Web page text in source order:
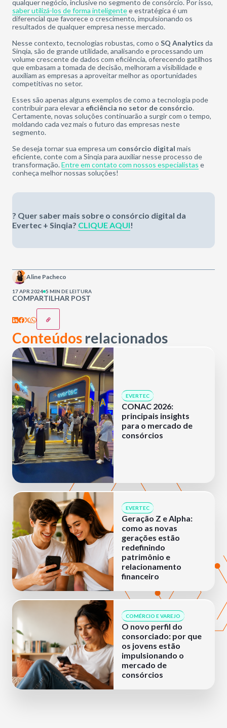
qualquer negócio, inclusive no segmento de consórcio. Por isso,
saber utilizá-los de forma inteligentee estratégica é um
diferencial que favorece o crescimento, impulsionando os
resultados de qualquer empresa nesse mercado.
Nesse contexto, tecnologias robustas, como o SQ Analytics da
Sinqia, são de grande utilidade, analisando e processando um
volume crescente de dados com eficiência, oferecendo gatilhos
que embasam a tomada de decisão, melhoram a visibilidade e
auxiliam as empresas a aproveitar melhor as oportunidades
competitivas no setor.
Esses são apenas alguns exemplos de como a tecnologia pode
contribuir para elevar a eficiência no setor de consórcio.
Certamente, novas soluções continuarão a surgir com o tempo,
moldando cada vez mais o futuro das empresas neste
segmento.
Se deseja tornar sua empresa um consórcio digital mais
eficiente, conte com a Sinqia para auxiliar nesse processo de
transformação.Entre em contato com nossos especialistas e
conheça melhor nossas soluções!
? Quer saber mais sobre o consórcio digital da
Evertec + Sinqia? CLIQUE AQUI!
COMPARTILHAR POST
Aline Pacheco
17 APR 2024 5 MIN DE LEITURA
Conteúdos relacionados
EVERTEC
CONAC 2026:
principais insights
para o mercado de
consórcios
EVERTEC
Geração Z e Alpha:
como as novas
gerações estão
redefinindo
patrimônio e
relacionamento
financeiro
COMÉRCIO E VAREJO
O novo perfil do
consorciado: por que
os jovens estão
impulsionando o
mercado de
consórcios